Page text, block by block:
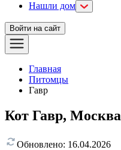
Нашли дом
Войти на сайт
Главная
Питомцы
Гавр
Кот Гавр, Москва
Обновлено: 16.04.2026